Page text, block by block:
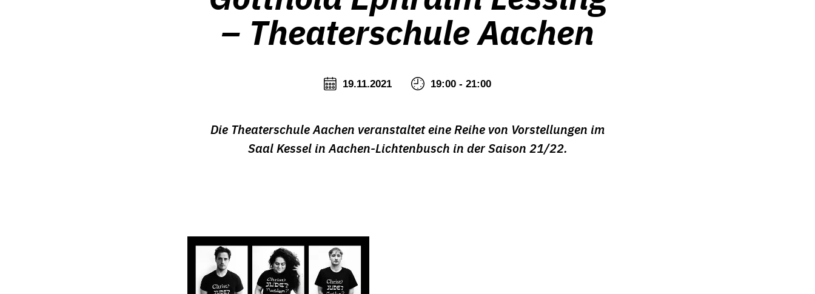
– Theaterschule Aachen
19.11.2021 19:00 - 21:00
Die Theaterschule Aachen veranstaltet eine Reihe von Vorstellungen im
Saal Kessel in Aachen-Lichtenbusch in der Saison 21/22.